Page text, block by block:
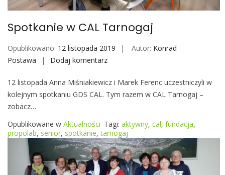
j
m
e
n
h
Spotkanie w CAL Tarnogaj
Opublikowano: 12 listopada 2019 Autor: Konrad
Postawa
Dodaj komentarz
o
t
a
n
i
e
w
12 listopada Anna Miśniakiewicz i Marek Ferenc uczestniczyli w
kolejnym spotkaniu GDS CAL. Tym razem w CAL Tarnogaj –
zobacz…
Opublikowane w Aktualności Tagi: aktywny, cal, fundacja,
propolab, senior, spotkanie,tarnogaj